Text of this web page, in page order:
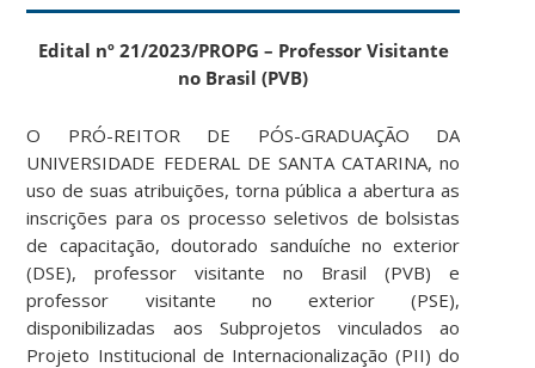
Edital nº 21/2023/PROPG – Professor Visitante
no Brasil (PVB)
O PRÓ-REITOR DE PÓS-GRADUAÇÃO DA
UNIVERSIDADE FEDERAL DE SANTA CATARINA, no
uso de suas atribuições, torna pública a abertura as
inscrições para os processo seletivos de bolsistas
de capacitação, doutorado sanduíche no exterior
(DSE), professor visitante no Brasil (PVB) e
professor visitante no exterior (PSE),
disponibilizadas aos Subprojetos vinculados ao
Projeto Institucional de Internacionalização (PII) do